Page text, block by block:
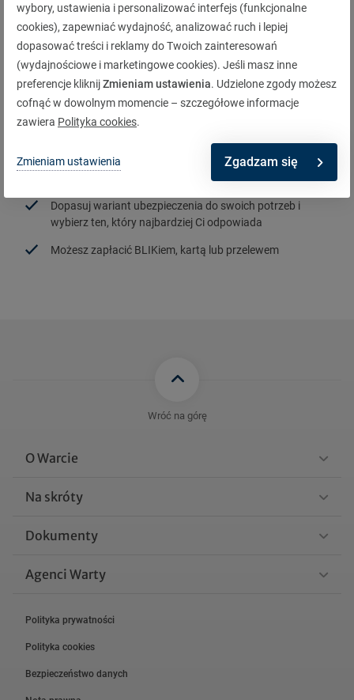
Pamiętaj o przedłużeniu
obowiązkowego ubezpieczenia OC
na kolejny okres
Aby poznać szczegóły, podaj numer rejestracyjny i datę
Dopasuj wariant ubezpieczenia do swoich potrzeb i
wybierz ten, który najbardziej Ci odpowiada
Możesz zapłacić BLIKiem, kartą lub przelewem
Wróć na górę
O Warcie
Na skróty
Dokumenty
Agenci Warty
Polityka prywatności
Polityka cookies
Bezpieczeństwo danych
wybory, ustawienia i personalizować interfejs (funkcjonalne
cookies), zapewniać wydajność, analizować ruch i lepiej
dopasować treści i reklamy do Twoich zainteresowań
(wydajnościowe i marketingowe cookies). Jeśli masz inne
preferencje kliknijZmieniam ustawienia. Udzielone zgody możesz
cofnąć w dowolnym momencie – szczegółowe informacje
zawiera Polityka cookies.
Zmieniam ustawienia Zgadzam się